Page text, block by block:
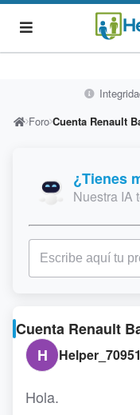
Foro Cuenta Renault
¿Tienes
Nuestra IA
Cuenta Renault
H
Hola.